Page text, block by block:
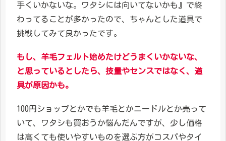
手くいかないな。ワタシには向いてないかも』で終
わってることが多かったので、ちゃんとした道具で
挑戦してみて良かったです。
もし、羊毛フェルト始めたけどうまくいかないな、
と思っているとしたら、技量やセンスではなく、道
具が原因かも。
100円ショップとかでも羊毛とかニードルとか売って
いて、ワタシも買おうか悩んだんですが、少し価格
は高くても使いやすいものを選ぶ方がコスパやタイ